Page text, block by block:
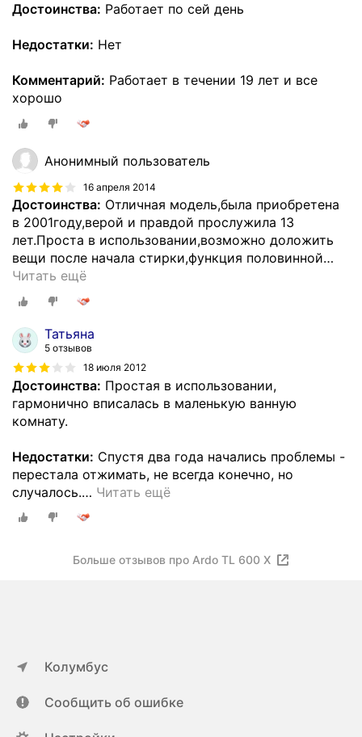
Достоинства: Работает по сей день
Недостатки: Нет
Комментарий: Работает в течении 19 лет и все
хорошо
Анонимный пользователь
16 апреля 2014
Достоинства: Отличная модель,была приобретена
в 2001году,верой и правдой прослужила 13
лет.Проста в использовании,возможно доложить
вещи после начала стирки,функция половинной…
Читать ещё
Татьяна
5 отзывов
18 июля 2012
Достоинства: Простая в использовании,
гармонично вписалась в маленькую ванную
комнату.
Недостатки: Спустя два года начались проблемы -
перестала отжимать, не всегда конечно, но
случалось.… Читать ещё
Больше отзывов про Ardo TL 600 X
Колумбус
Сообщить об ошибке